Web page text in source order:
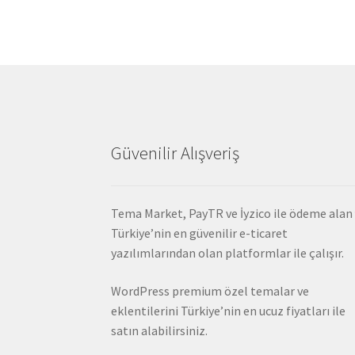
Güvenilir Alışveriş
Tema Market, PayTR ve İyzico ile ödeme alan
Türkiye’nin en güvenilir e-ticaret
yazılımlarından olan platformlar ile çalışır.
WordPress premium özel temalar ve
eklentilerini Türkiye’nin en ucuz fiyatları ile
satın alabilirsiniz.